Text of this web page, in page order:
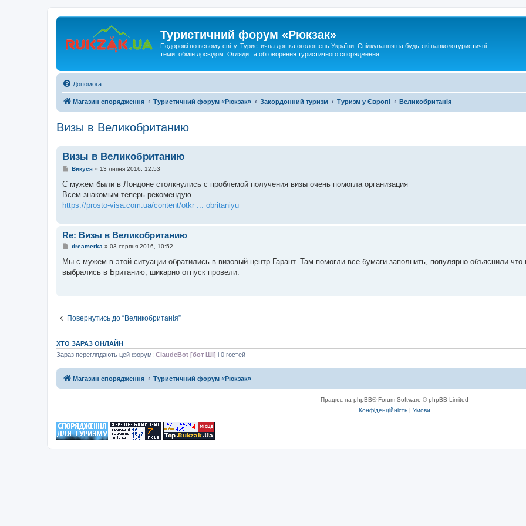
Туристичний форум «Рюкзак»
Подорожі по всьому світу. Туристична дошка оголошень України. Спілкування на будь-які навколотуристичні
теми, обмін досвідом. Огляди та обговорення туристичного спорядження
Допомога
Магазин спорядження Туристичний форум «Рюкзак» Закордонний туризм Туризм у Європі Великобританія
Визы в Великобританию
Визы в Великобританию
П
в
д
о
м
е
н
я
Викуся» 13 липня 2016, 12:53
С мужем были в Лондоне столкнулись с проблемой получения визы очень помогла организация
Всем знакомым теперь рекомендую
https://prosto-visa.com.ua/content/otkr ... obritaniyu
Re: Визы в Великобританию
П
в
д
н
dreamerka » 03 серпня 2016, 10:52
Мы с мужем в этой ситуации обратились в визовый центр Гарант. Там помогли все бумаги заполнить, популярно объяснили что
выбрались в Британию, шикарно отпуск провели.
Повернутись до “Великобританія”
ХТО ЗАРАЗ ОНЛАЙН
Зараз переглядають цей форум: ClaudeBot [бот ШІ] і 0 гостей
Магазин спорядження Туристичний форум «Рюкзак»
Працює на phpBB® Forum Software © phpBB Limited
Конфіденційність | Умови